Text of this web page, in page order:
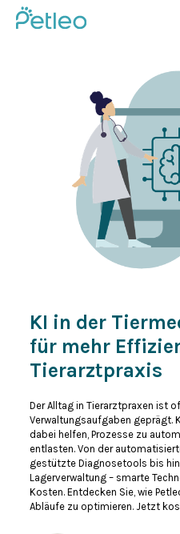
KI in der
für mehr
Tierarztpraxis
Der Alltag in Tierarztpraxen ist
Verwaltungsaufgaben geprägt.
dabei helfen, Prozesse zu
entlasten. Von der
gestützte Diagnosetools bis
Lagerverwaltung – smarte
Kosten. Entdecken Sie, wie
Abläufe zu optimieren. Jetzt